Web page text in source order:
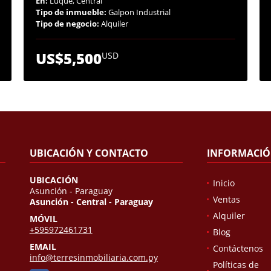
Tipo de inmueble: Galpon Industrial
Tipo de negocio: Alquiler
US$5,500USD
UBICACIÓN Y CONTACTO
UBICACIÓN
Asunción - Paraguay
Asunción - Central - Paraguay
MÓVIL
+595972461731
EMAIL
info@terresinmobiliaria.com.py
Inicio
Ventas
Alquiler
Blog
Contáctenos
Políticas de